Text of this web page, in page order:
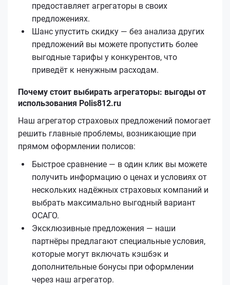
предоставляет агрегаторы в своих
предложениях.
Шанс упустить скидку — без анализа других
предложений вы можете пропустить более
выгодные тарифы у конкурентов, что
приведёт к ненужным расходам.
Почему стоит выбирать агрегаторы: выгоды от
использования Polis812.ru
Наш агрегатор страховых предложений помогает
решить главные проблемы, возникающие при
прямом оформлении полисов:
Быстрое сравнение — в один клик вы можете
получить информацию о ценах и условиях от
нескольких надёжных страховых компаний и
выбрать максимально выгодный вариант
ОСАГО.
Эксклюзивные предложения — наши
партнёры предлагают специальные условия,
которые могут включать кэшбэк и
дополнительные бонусы при оформлении
через наш агрегатор.